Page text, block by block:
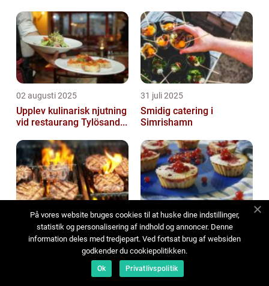
02 augusti 2025
Upplev kulinarisk njutning
vid restaurang Tylösand...
31 juli 2025
Smidig catering i
Simrishamn
30 juli 2025
Hamburgare i
Bandhagen: En smakfull
29 juli 2025
Festliga cupcakes med
frukt och bär
På vores website bruges cookies til at huske dine indstillinger,
statistik og personalisering af indhold og annoncer. Denne
information deles med tredjepart. Ved fortsat brug af websiden
godkender du cookiepolitikken.
Ok Privatlivspolitik